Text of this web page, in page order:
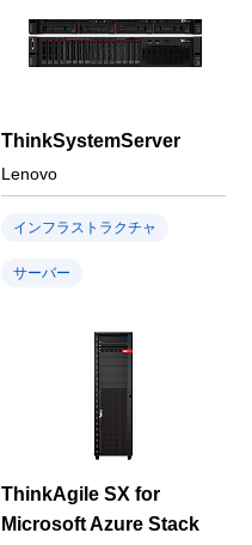
ThinkSystemServer
Lenovo
インフラストラクチャ
サーバー
ThinkAgile SX for
Microsoft Azure Stack